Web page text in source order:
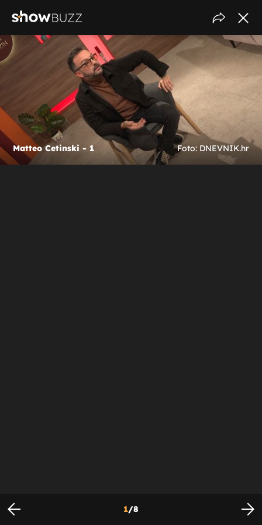
Matteo Cetinski - 1 Foto: DNEVNIK.hr
1/8